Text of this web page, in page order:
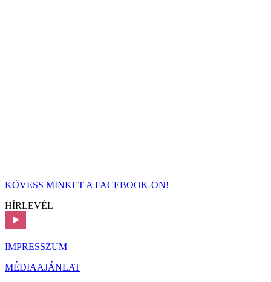
KÖVESS MINKET A FACEBOOK-ON!
HÍRLEVÉL
IMPRESSZUM
MÉDIAAJÁNLAT